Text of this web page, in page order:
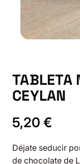
TABLETA
CEYLAN
5,20 €
Déjate seducir
de chocolate de